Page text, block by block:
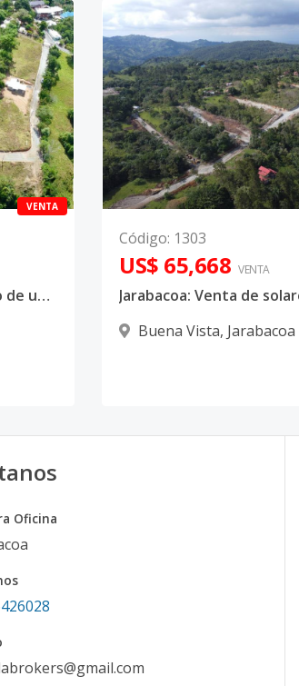
VENTA
Se vende de solar dentro de un complejo privado de terrenos. Buena Vista Hills, Jarabacoa
Código: 1303
US$ 65,668 VENTA
Buena Vista, Jarabacoa
Oficina